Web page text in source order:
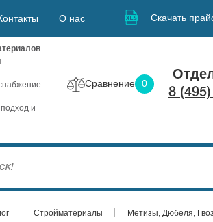
О нас Скачать
и
Сравнение 0
8
Стройматериалы Метизы, Дюбеля,